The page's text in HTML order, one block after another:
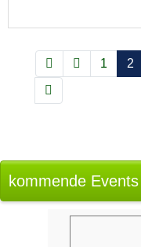
1 2
kommende Events